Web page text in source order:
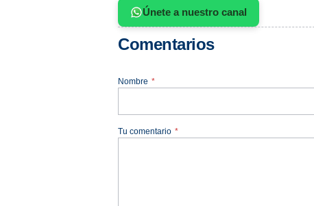
Únete a nuestro canal
Comentarios
Nombre *
Tu comentario *